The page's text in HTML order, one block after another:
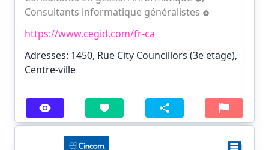
Consultants informatique généralistes
https://www.cegid.com/fr-ca
Adresses: 1450, Rue City Councillors (3e etage),
Centre-ville